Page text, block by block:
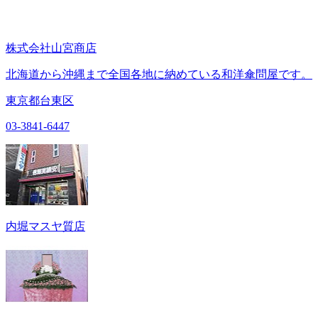
株式会社山宮商店
北海道から沖縄まで全国各地に納めている和洋傘問屋です。
東京都台東区
03-3841-6447
内堀マスヤ質店